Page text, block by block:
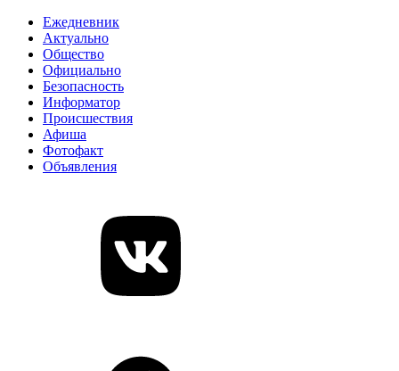
Ежедневник
Актуально
Общество
Официально
Безопасность
Информатор
Происшествия
Афиша
Фотофакт
Объявления